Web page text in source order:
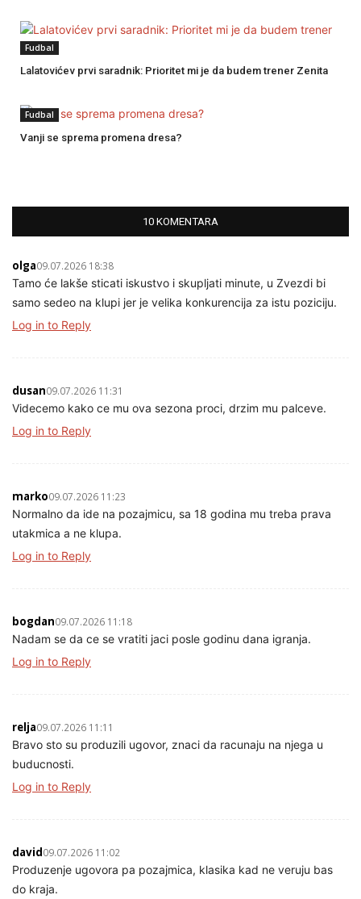
Fudbal
Lalatovićev prvi saradnik: Prioritet mi je da budem trener Zenita
Fudbal
Vanji se sprema promena dresa?
10 KOMENTARA
olga09.07.2026 18:38
Tamo će lakše sticati iskustvo i skupljati minute, u Zvezdi bi
samo sedeo na klupi jer je velika konkurencija za istu poziciju.
Log in to Reply
dusan09.07.2026 11:31
Videcemo kako ce mu ova sezona proci, drzim mu palceve.
Log in to Reply
marko09.07.2026 11:23
Normalno da ide na pozajmicu, sa 18 godina mu treba prava
utakmica a ne klupa.
Log in to Reply
bogdan09.07.2026 11:18
Nadam se da ce se vratiti jaci posle godinu dana igranja.
Log in to Reply
relja09.07.2026 11:11
Bravo sto su produzili ugovor, znaci da racunaju na njega u
buducnosti.
Log in to Reply
david09.07.2026 11:02
Produzenje ugovora pa pozajmica, klasika kad ne veruju bas
do kraja.